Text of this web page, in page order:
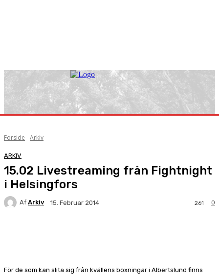
Forside Arkiv
ARKIV
15.02 Livestreaming från Fightnight
i Helsingfors
Af Arkiv 15. Februar 2014 0
261
För de som kan slita sig från kvällens boxningar i Albertslund finns